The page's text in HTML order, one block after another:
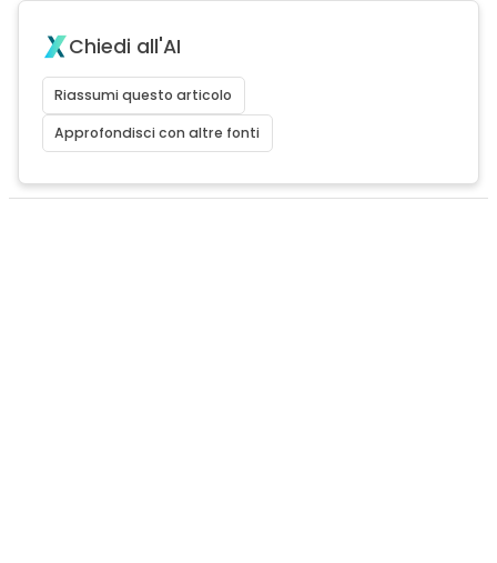
Chiedi all'AI
Riassumi questo articolo
Approfondisci con altre fonti